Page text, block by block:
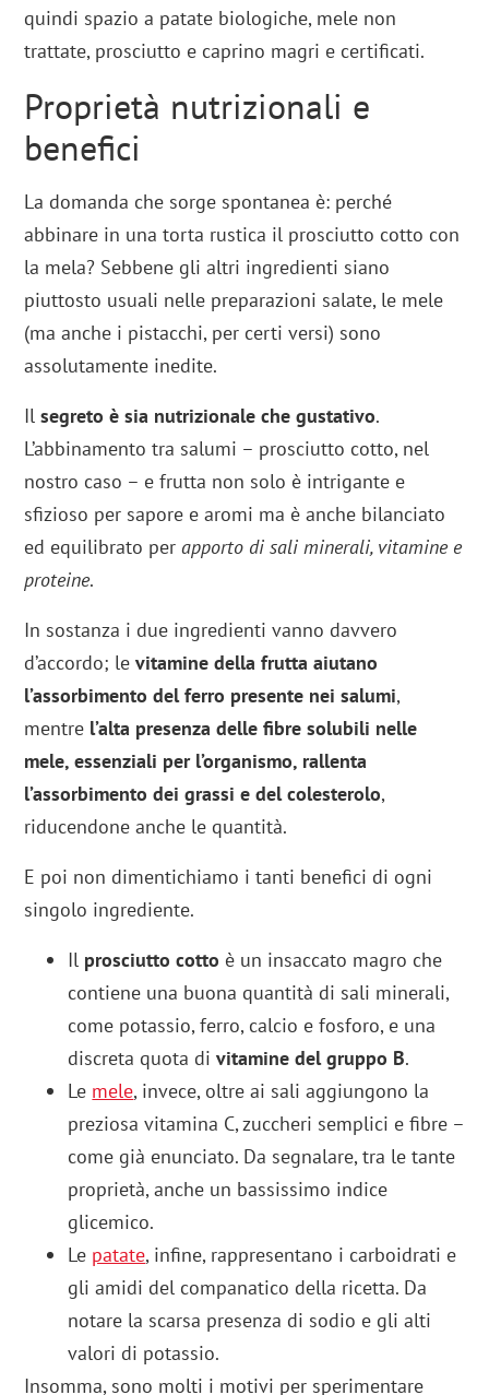
quindi spazio a patate biologiche, mele non
trattate, prosciutto e caprino magri e certificati.
Proprietà nutrizionali e
benefici
La domanda che sorge spontanea è: perché
abbinare in una torta rustica il prosciutto cotto con
la mela? Sebbene gli altri ingredienti siano
piuttosto usuali nelle preparazioni salate, le mele
(ma anche i pistacchi, per certi versi) sono
assolutamente inedite.
Ilsegreto è sia nutrizionale che gustativo.
L’abbinamento tra salumi – prosciutto cotto, nel
nostro caso – e frutta non solo è intrigante e
sfizioso per sapore e aromi ma è anche bilanciato
ed equilibrato perapporto di sali minerali, vitamine e
proteine.
In sostanza i due ingredienti vanno davvero
d’accordo; levitamine della frutta aiutano
l’assorbimento del ferro presente nei salumi,
mentre l’alta presenza delle fibre solubili nelle
mele, essenziali per l’organismo, rallenta
l’assorbimento dei grassi e del colesterolo,
riducendone anche le quantità.
E poi non dimentichiamo i tanti benefici di ogni
singolo ingrediente.
Il prosciutto cotto è un insaccato magro che
contiene una buona quantità di sali minerali,
come potassio, ferro, calcio e fosforo, e una
discreta quota divitamine del gruppo B.
Le mele, invece, oltre ai sali aggiungono la
preziosa vitamina C, zuccheri semplici e fibre –
come già enunciato. Da segnalare, tra le tante
proprietà, anche un bassissimo indice
glicemico.
Le patate, infine, rappresentano i carboidrati e
gli amidi del companatico della ricetta. Da
notare la scarsa presenza di sodio e gli alti
valori di potassio.
Insomma, sono molti i motivi per sperimentare